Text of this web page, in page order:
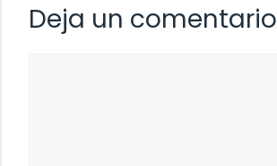
Deja un comentario